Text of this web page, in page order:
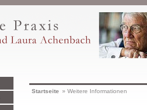
Startseite » Weitere Informationen